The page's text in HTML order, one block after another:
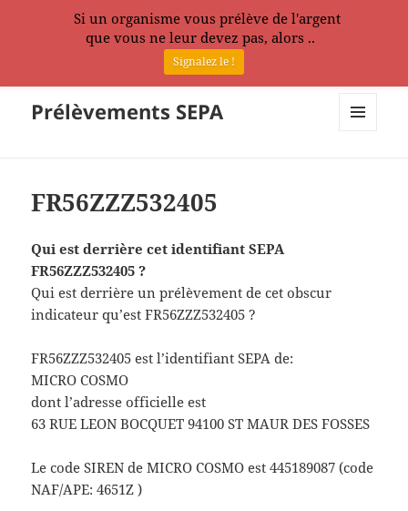
Prélèvements SEPA
FR56ZZZ532405
Qui est derrière cet identifiant SEPA
FR56ZZZ532405 ?
Qui est derrière un prélèvement de cet obscur
indicateur qu’est FR56ZZZ532405 ?
FR56ZZZ532405 est l’identifiant SEPA de:
MICRO COSMO
dont l’adresse officielle est
63 RUE LEON BOCQUET 94100 ST MAUR DES FOSSES
Le code SIREN de MICRO COSMO est 445189087 (code
NAF/APE: 4651Z )
Si un organisme vous prélève de l'argent
que vous ne leur devez pas, alors ..
Signalez le !